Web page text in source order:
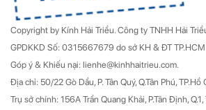
Copyright by Kính Hải Triều. Công ty TNHH Hải
GPDKKD Số: 0315667679 do sở KH & ĐT
Góp ý & Khiếu nại: lienhe@kinhhaitrieu.com.
Địa chỉ: 50/22 Gò Dầu, P. Tân Quý, Q.Tân Phú, TP.Hồ
Trụ sở chính: 156A Trần Quang Khải, P.Tân Định,